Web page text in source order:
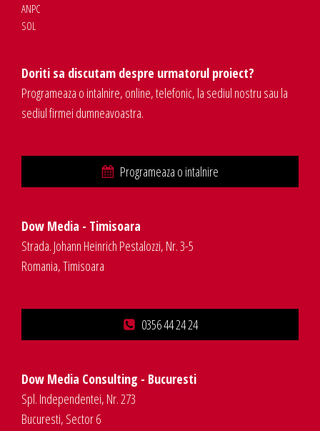
ANPC
SOL
Doriti sa discutam despre urmatorul proiect?
Programeaza o intalnire, online, telefonic, la sediul nostru sau la
sediul firmei dumneavoastra.
Programeaza o intalnire
Dow Media - Timisoara
Strada. Johann Heinrich Pestalozzi, Nr. 3-5
Romania, Timisoara
0356 44 24 24
Dow Media Consulting - Bucuresti
Spl. Independentei, Nr. 273
Bucuresti, Sector 6